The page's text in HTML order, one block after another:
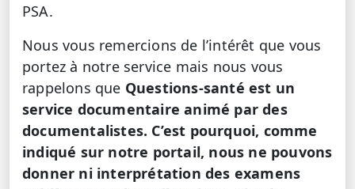
PSA.
Nous vous remercions de l’intérêt que vous
portez à notre service mais nous vous
rappelons que Questions-santé est un
service documentaire animé par des
documentalistes. C’est pourquoi, comme
indiqué sur notre portail, nous ne pouvons
donner ni interprétation des examens